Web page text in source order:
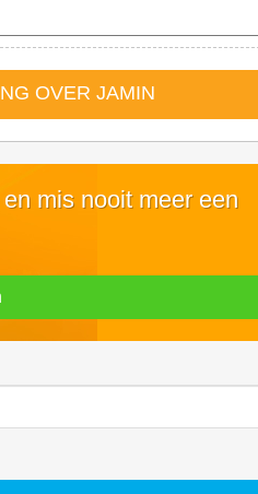
OVER JAMIN
mis nooit meer een